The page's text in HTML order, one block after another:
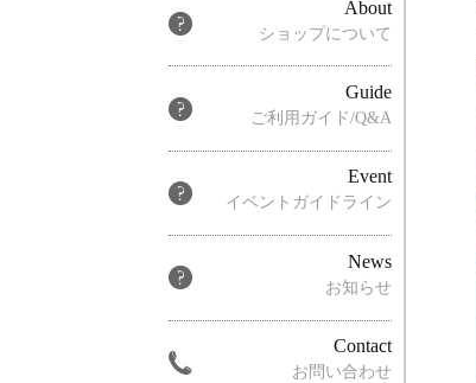
About
ショップについて
Guide
ご利用ガイド/Q&A
Event
イベントガイドライン
News
お知らせ
Contact
お問い合わせ